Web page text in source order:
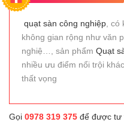
quạt sàn công nghiệp ,
không gian rộng như văn
nghiệ…, sản phẩm Quạt
nhiều ưu điểm nổi trội
thất vọng
Gọi 0978 319 375 để được tư